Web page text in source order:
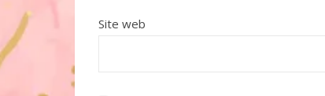
Site web